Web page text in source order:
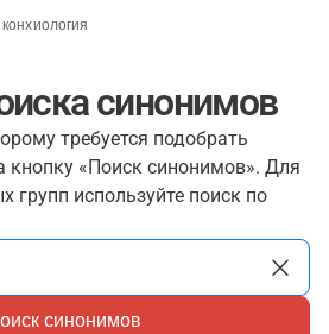
конхиология
синонимов
требуется подобрать
кнопку «Поиск синонимов». Для
групп используйте поиск по
синонимов